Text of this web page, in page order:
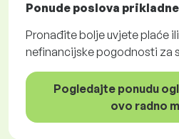
Ponude poslova
Pronađite bolje uvjete plaće
nefinancijske pogodnosti za
Pogledajte ponudu
ovo radno